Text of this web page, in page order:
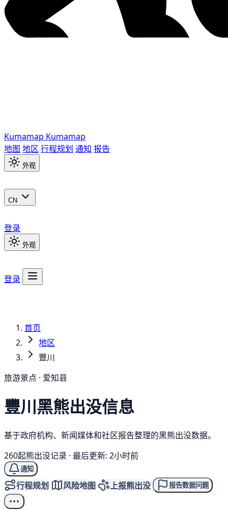
Kumamap Kumamap
地图 地区 行程规划 通知 报告
外观
CN
登录
外观
登录
首页
地区
豐川
旅游景点 · 爱知县
豐川黑熊出没信息
基于政府机构、新闻媒体和社区报告整理的黑熊出没数据。
260起熊出没记录 · 最后更新: 2小时前
通知
行程规划 风险地图 上报熊出没 报告数据问题